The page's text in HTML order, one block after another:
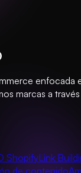
enfocada
marcas a
ShopifyLink